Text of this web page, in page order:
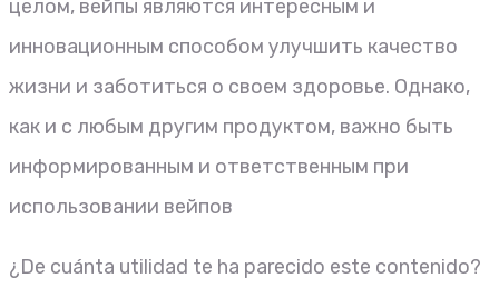
целом, вейпы являются интересным и
инновационным способом улучшить качество
жизни и заботиться о своем здоровье. Однако,
как и с любым другим продуктом, важно быть
информированным и ответственным при
использовании вейпов
¿De cuánta utilidad te ha parecido este contenido?